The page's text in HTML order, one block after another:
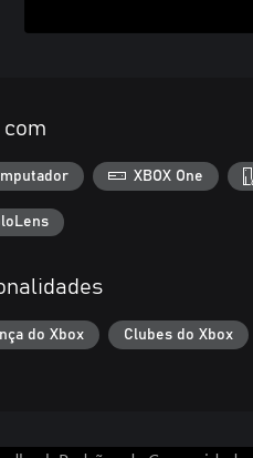
XBOX One
do Xbox Clubes do Xbox